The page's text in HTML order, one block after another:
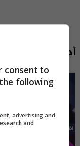
أحدث الحلقات
consent to
following
advertising and
and